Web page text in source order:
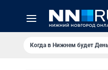
Когда в Нижнем будет